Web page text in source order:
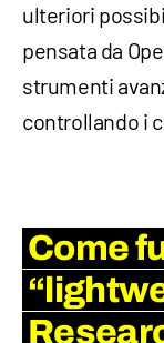
ulteriori
pensata da
strumenti
controllando i
Come